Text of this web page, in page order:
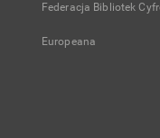
Federacja Bibliotek
Europeana